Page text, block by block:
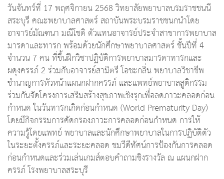
วันจันทร์ที่ 17 พฤศจิกายน 2568 วิทยาลัยพยาบาลบรมราชชนนี
สระบุรี คณะพยาบาลศาสตร์ สถาบันพระบรมราชชนกนำโดย
อาจารย์มัณฑนา มณีโชติ ตัวแทนอาจารย์ประจำสาขาการพยาบาล
มารดาและทารก พร้อมด้วยนักศึกษาพยาบาลศาสตร์ ชั้นปีที่ 4
จำนวน 7 คน ที่ขึ้นฝึกวิชาปฏิบัติการพยาบาลมารดาทารกและ
ผดุงครรภ์ 2 ร่วมกับอาจารย์สามิตรี โอชะกลิ่น พยาบาลวิชาชีพ
ชำนาญการหัวหน้าแผนกฝากครรภ์ และแพทย์พยาบาลสูติกรรม
ร่วมกันจัดโครงการเสริมสร้างสุขภาพเชิงรุกเพื่อลดภาวะคลอดก่อน
กำหนด ในวันทารกเกิดก่อนกำหนด (World Prematurity Day)
โดยมีกิจกรรมการคัดกรองภาวะการคลอดก่อนกำหนด การให้
ความรู้โดยแพทย์ พยาบาลและนักศึกษาพยาบาลในการปฏิบัติตัว
ในระยะตั้งครรภ์และระยะคลอด ชมวีดีทัศน์การป้องกันการคลอด
ก่อนกำหนดและร่วมเล่นเกมส์ตอบคำถามชิงรางวัล ณ แผนกฝาก
ครรภ์ โรงพยาบาลสระบุรี